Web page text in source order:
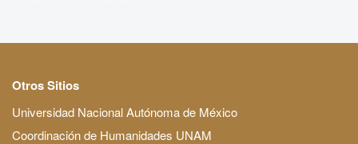
Otros Sitios
Universidad Nacional Autónoma de México
Coordinación de Humanidades UNAM